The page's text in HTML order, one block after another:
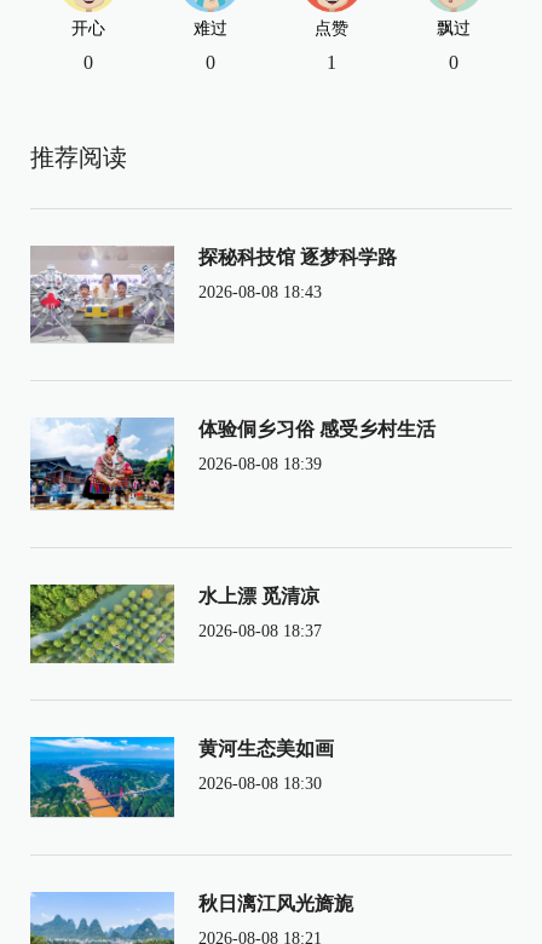
开心
0
难过
0
点赞
1
飘过
0
推荐阅读
探秘科技馆 逐梦科学路
2026-08-08 18:43
体验侗乡习俗 感受乡村生活
2026-08-08 18:39
水上漂 觅清凉
2026-08-08 18:37
黄河生态美如画
2026-08-08 18:30
秋日漓江风光旖旎
2026-08-08 18:21